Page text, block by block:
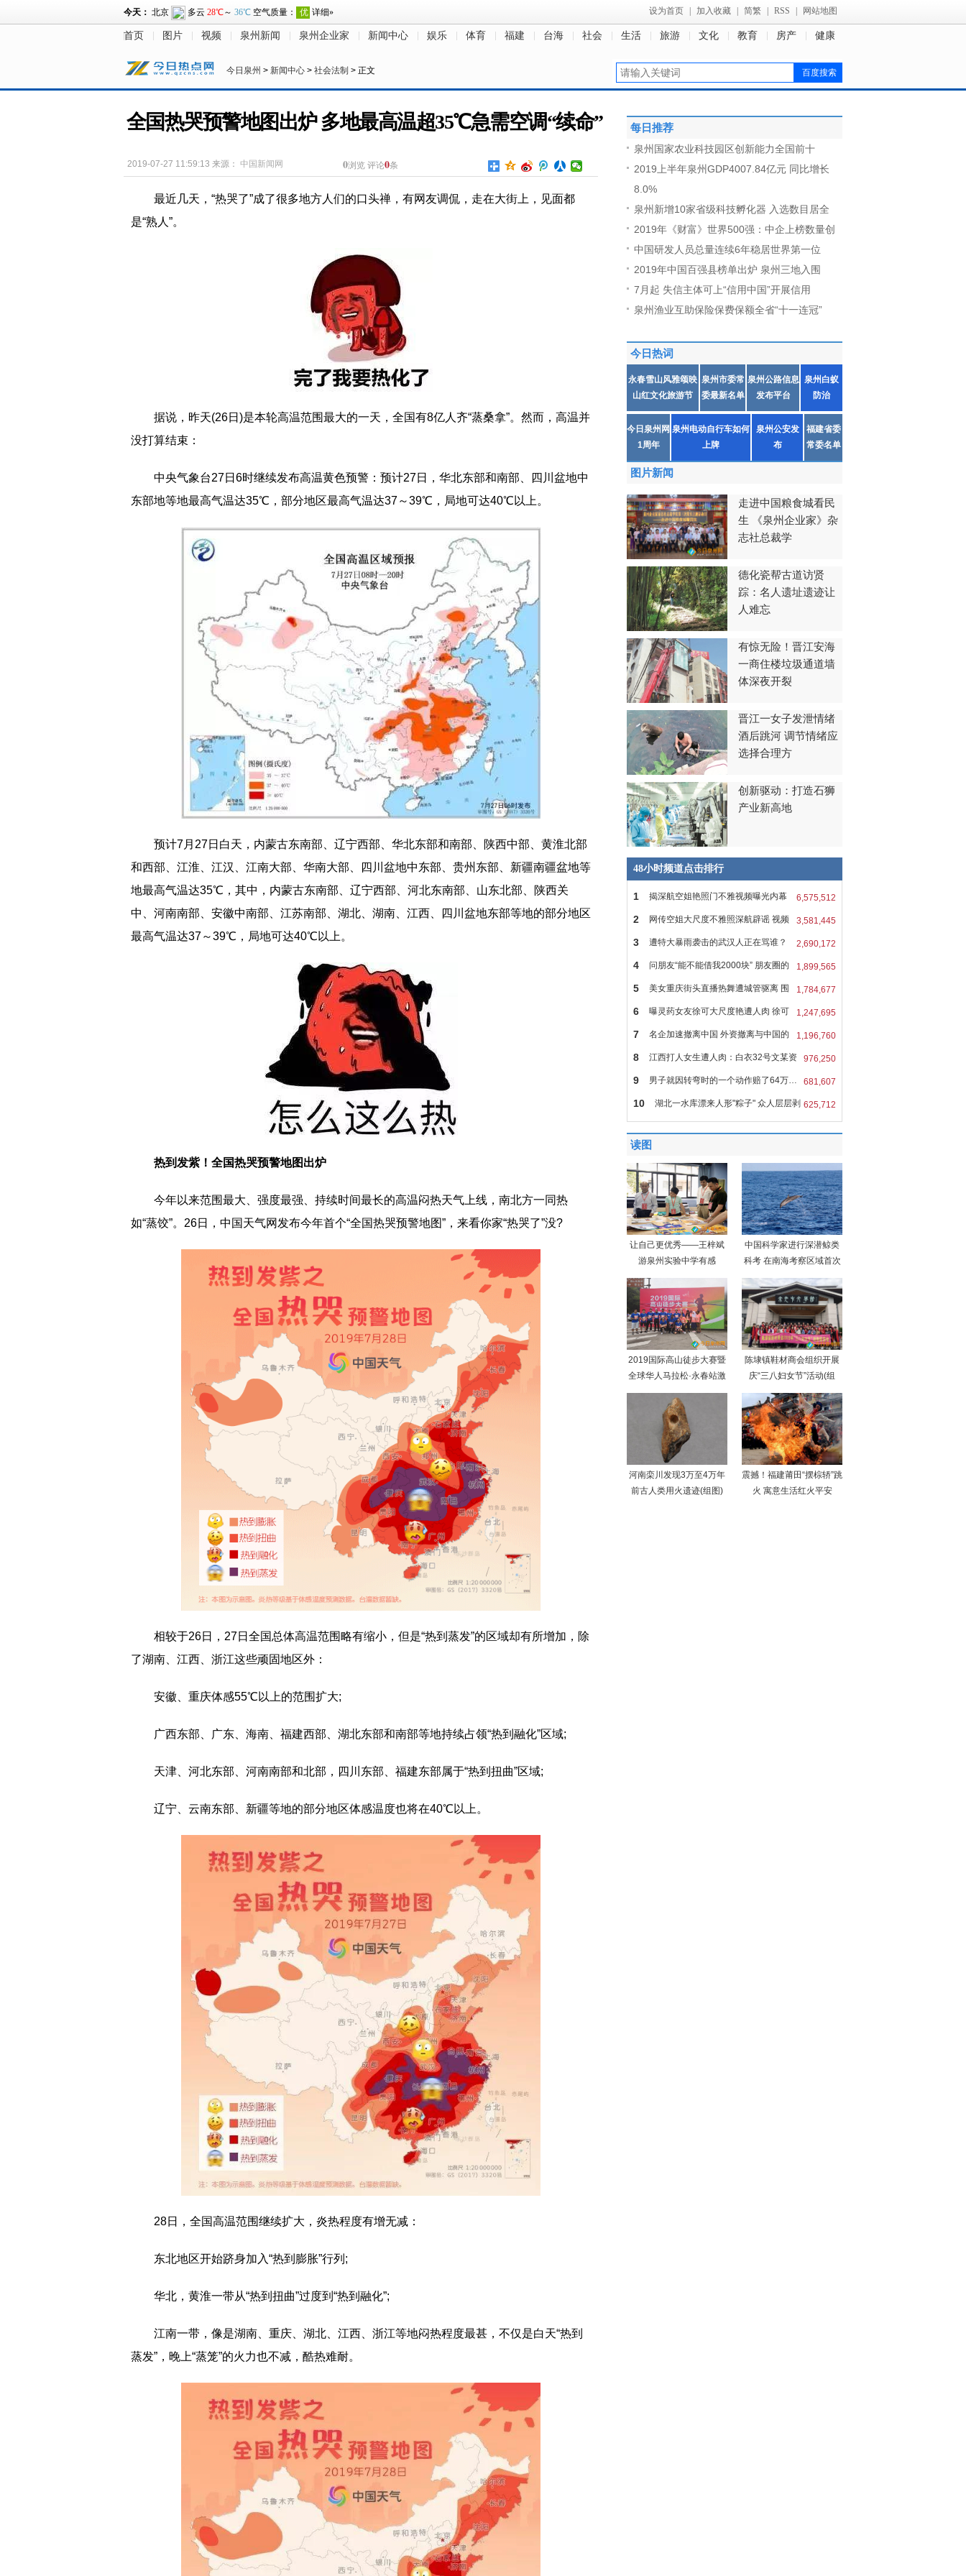
设为首页 加入收藏 简繁 RSS 网站地图
首页 图片 视频 泉州新闻 泉州企业家 新闻中心 娱乐 体育 福建 台海 社会 生活 旅游 文化 教育 房产 健康
今日泉州 > 新闻中心 > 社会法制 > 正文
全国热哭预警地图出炉 多地最高温超35℃急需空调“续命”
2019-07-27 11:59:13 来源： 中国新闻网 0浏览 评论0条
最近几天，“热哭了”成了很多地方人们的口头禅，有网友调侃，走在大街上，见面都
是“熟人”。
据说，昨天(26日)是本轮高温范围最大的一天，全国有8亿人齐“蒸桑拿”。然而，高温并
没打算结束：
中央气象台27日6时继续发布高温黄色预警：预计27日，华北东部和南部、四川盆地中
东部地等地最高气温达35℃，部分地区最高气温达37～39℃，局地可达40℃以上。
预计7月27日白天，内蒙古东南部、辽宁西部、华北东部和南部、陕西中部、黄淮北部
和西部、江淮、江汉、江南大部、华南大部、四川盆地中东部、贵州东部、新疆南疆盆地等
地最高气温达35℃，其中，内蒙古东南部、辽宁西部、河北东南部、山东北部、陕西关
中、河南南部、安徽中南部、江苏南部、湖北、湖南、江西、四川盆地东部等地的部分地区
最高气温达37～39℃，局地可达40℃以上。
热到发紫！全国热哭预警地图出炉
今年以来范围最大、强度最强、持续时间最长的高温闷热天气上线，南北方一同热
如“蒸饺”。26日，中国天气网发布今年首个“全国热哭预警地图”，来看你家“热哭了”没?
相较于26日，27日全国总体高温范围略有缩小，但是“热到蒸发”的区域却有所增加，除
了湖南、江西、浙江这些顽固地区外：
安徽、重庆体感55℃以上的范围扩大;
广西东部、广东、海南、福建西部、湖北东部和南部等地持续占领“热到融化”区域;
天津、河北东部、河南南部和北部，四川东部、福建东部属于“热到扭曲”区域;
辽宁、云南东部、新疆等地的部分地区体感温度也将在40℃以上。
28日，全国高温范围继续扩大，炎热程度有增无减：
东北地区开始跻身加入“热到膨胀”行列;
华北，黄淮一带从“热到扭曲”过度到“热到融化”;
江南一带，像是湖南、重庆、湖北、江西、浙江等地闷热程度最甚，不仅是白天“热到
蒸发”，晚上“蒸笼”的火力也不减，酷热难耐。
每日推荐
泉州国家农业科技园区创新能力全国前十
2019上半年泉州GDP4007.84亿元 同比增长
8.0%
泉州新增10家省级科技孵化器 入选数目居全
2019年《财富》世界500强：中企上榜数量创
中国研发人员总量连续6年稳居世界第一位
2019年中国百强县榜单出炉 泉州三地入围
7月起 失信主体可上“信用中国”开展信用
泉州渔业互助保险保费保额全省“十一连冠”
今日热词
永春雪山风雅颂映
山红文化旅游节
泉州市委常
委最新名单
泉州公路信息
发布平台
泉州白蚁
防治
今日泉州网
1周年
泉州电动自行车如何
上牌
泉州公安发
布
福建省委
常委名单
图片新闻
走进中国粮食城看民
生 《泉州企业家》杂
志社总裁学
德化瓷帮古道访贤
踪：名人遗址遗迹让
人难忘
有惊无险！晋江安海
一商住楼垃圾通道墙
体深夜开裂
晋江一女子发泄情绪
酒后跳河 调节情绪应
选择合理方
创新驱动：打造石狮
产业新高地
48小时频道点击排行
6,575,512
1 揭深航空姐艳照门不雅视频曝光内幕
刘 3,581,445
2 网传空姐大尺度不雅照深航辟谣 视频
照 2,690,172
3 遭特大暴雨袭击的武汉人正在骂谁？
媒 1,899,565
4 问朋友“能不能借我2000块” 朋友圈的
1,784,677
5 美女重庆街头直播热舞遭城管驱离 围
观 1,247,695
6 曝灵药女友徐可大尺度艳遭人肉 徐可
身 1,196,760
7 名企加速撤离中国 外资撤离与中国的
经 976,250
8 江西打人女生遭人肉：白衣32号文某资
料 681,607
9 男子就因转弯时的一个动作赔了64万…
这 625,712
10 湖北一水库漂来人形"粽子" 众人层层剥
读图
让自己更优秀——王梓斌
游泉州实验中学有感
中国科学家进行深潜鲸类
科考 在南海考察区域首次
2019国际高山徒步大赛暨
全球华人马拉松·永春站激
陈埭镇鞋材商会组织开展
庆“三八妇女节”活动(组
河南栾川发现3万至4万年
前古人类用火遗迹(组图)
震撼！福建莆田“摆棕轿”跳
火 寓意生活红火平安